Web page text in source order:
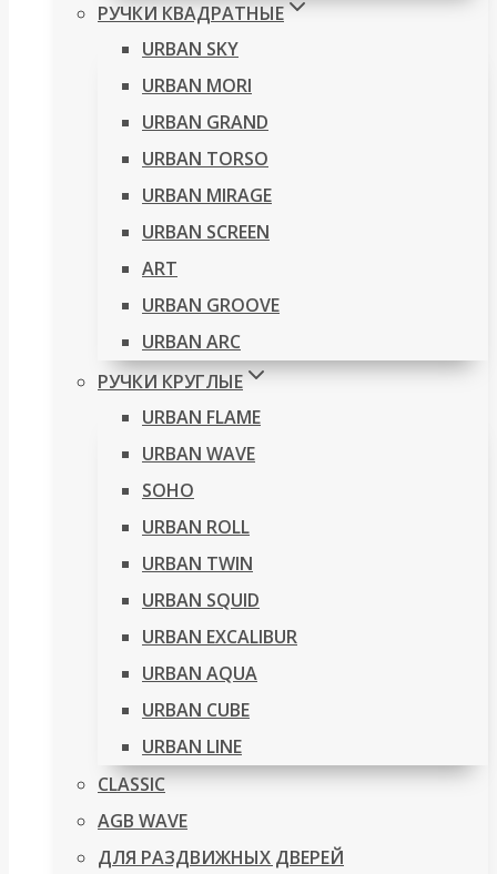
РУЧКИ КВАДРАТНЫЕ
URBAN SKY
URBAN MORI
URBAN GRAND
URBAN TORSO
URBAN MIRAGE
URBAN SCREEN
ART
URBAN GROOVE
URBAN ARC
РУЧКИ КРУГЛЫЕ
URBAN FLAME
URBAN WAVE
SOHO
URBAN ROLL
URBAN TWIN
URBAN SQUID
URBAN EXCALIBUR
URBAN AQUA
URBAN CUBE
URBAN LINE
CLASSIC
AGB WAVE
ДЛЯ РАЗДВИЖНЫХ ДВЕРЕЙ